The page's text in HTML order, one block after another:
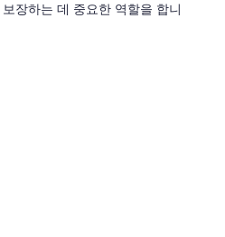
장하는 데 중요한 역할을 합니